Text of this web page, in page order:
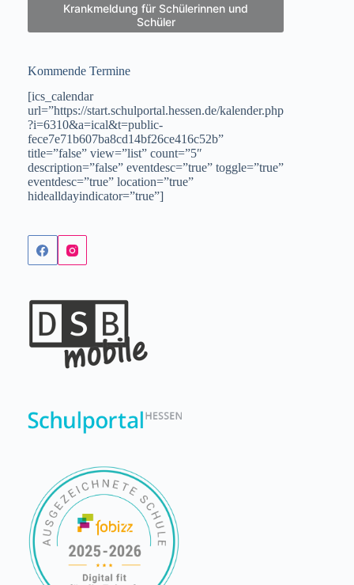
Krankmeldung für Schülerinnen und
Schüler
Kommende Termine
[ics_calendar
url=”https://start.schulportal.hessen.de/kalender.php
?i=6310&a=ical&t=public-
fece7e71b607ba8cd14bf26ce416c52b”
title=”false” view=”list” count=”5″
description=”false” eventdesc=”true” toggle=”true”
eventdesc=”true” location=”true”
hidealldayindicator=”true”]